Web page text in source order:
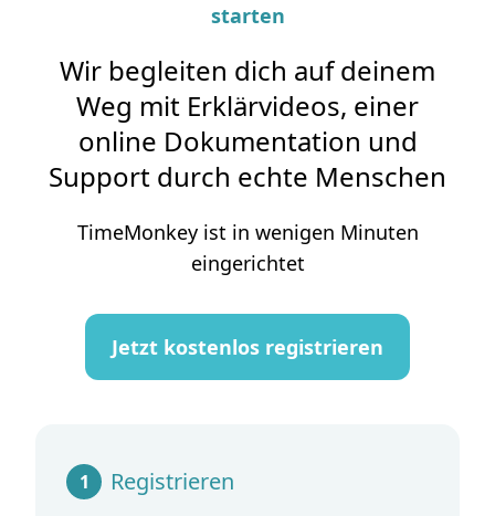
starten
Wir begleiten dich auf deinem
Weg mit Erklärvideos, einer
online Dokumentation und
Support durch echte Menschen
TimeMonkey ist in wenigen Minuten
eingerichtet
Jetzt kostenlos registrieren
1 Registrieren